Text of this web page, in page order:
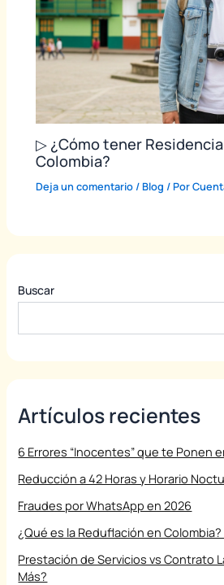
▷ ¿Cómo tener
Colombia?
Deja un comentario/Blog / Por
Buscar
Artículos recientes
6 Errores “Inocentes” que te Ponen
Reducción a 42 Horas y Horario
Fraudes por WhatsApp en 2026
¿Qué es la Reduflación en
Prestación de Servicios vs Contrato
Más?